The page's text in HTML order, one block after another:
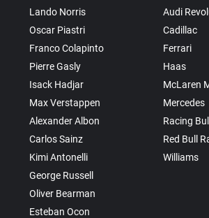
Lando Norris
Oscar Piastri
Franco Colapinto
Pierre Gasly
Isack Hadjar
Max Verstappen
Alexander Albon
Carlos Sainz
Kimi Antonelli
George Russell
Oliver Bearman
Esteban Ocon
Audi
Cadillac
Ferrari
Haas
McLaren
Mercedes
Racing
Red Bull
Williams